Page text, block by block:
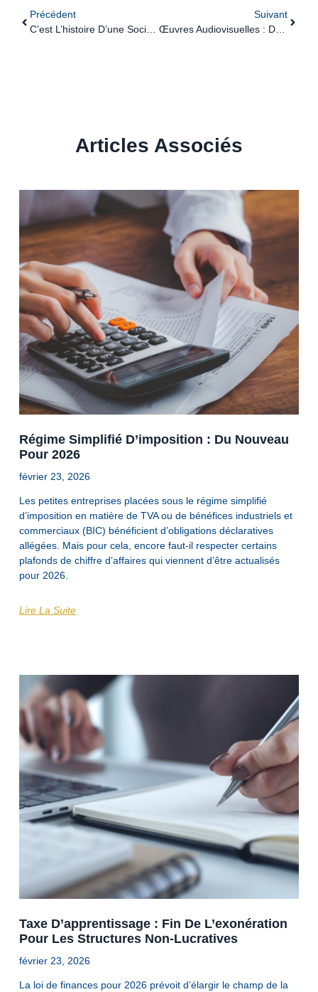
Précédent
C’est L’histoire D’une Société Pour Qui La Précision Passe Par La Numérotation…
Suivant
Œuvres Audiovisuelles : Des Aides Financières Pour Le 7e Art
Articles Associés
Régime Simplifié D’imposition : Du Nouveau
Pour 2026
février 23, 2026
Les petites entreprises placées sous le régime simplifié
d’imposition en matière de TVA ou de bénéfices industriels et
commerciaux (BIC) bénéficient d’obligations déclaratives
allégées. Mais pour cela, encore faut-il respecter certains
plafonds de chiffre d’affaires qui viennent d’être actualisés
pour 2026.
Lire La Suite
Taxe D’apprentissage : Fin De L’exonération
Pour Les Structures Non-Lucratives
février 23, 2026
La loi de finances pour 2026 prévoit d’élargir le champ de la